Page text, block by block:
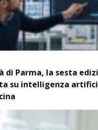
di Parma, la sesta
su intelligenza